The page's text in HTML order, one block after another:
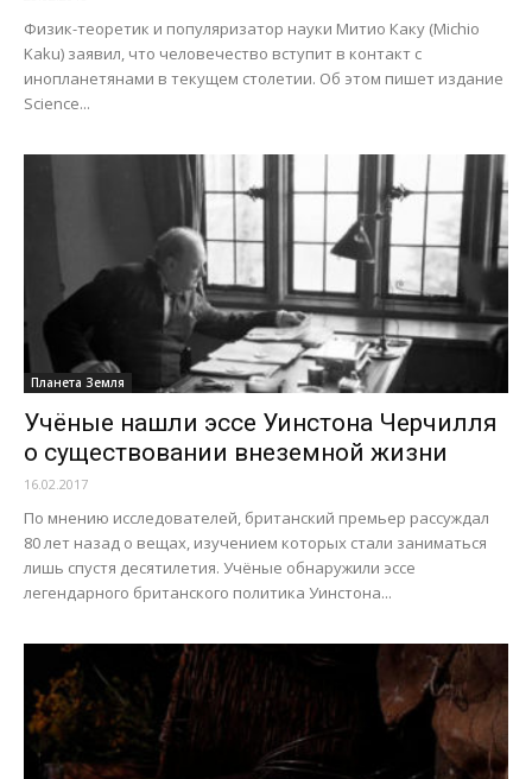
Физик-теоретик и популяризатор науки Митио Каку (Michio
Kaku) заявил, что человечество вступит в контакт с
инопланетянами в текущем столетии. Об этом пишет издание
Science...
Планета Земля
Учёные нашли эссе Уинстона Черчилля
о существовании внеземной жизни
16.02.2017
По мнению исследователей, британский премьер рассуждал
80 лет назад о вещах, изучением которых стали заниматься
лишь спустя десятилетия. Учёные обнаружили эссе
легендарного британского политика Уинстона...